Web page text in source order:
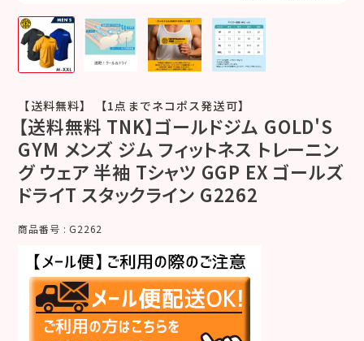
【送料無料】 【1点までネコポス発送可】
【送料無料 TNK】ゴールドジム GOLD'S
GYM メンズ ジム フィットネス トレーニン
グ ウェア 半袖 Tシャツ GGP EX ゴールズ
ドライT スタックライン G2262
商品番号 G2262